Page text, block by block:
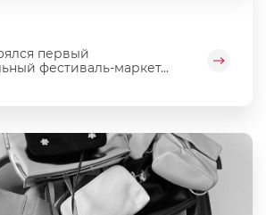
первый
фестиваль‑маркет...